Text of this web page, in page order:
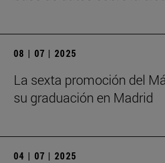
08 | 07 | 2025
La sexta promoción del
su graduación en Madrid
04 | 07 | 2025